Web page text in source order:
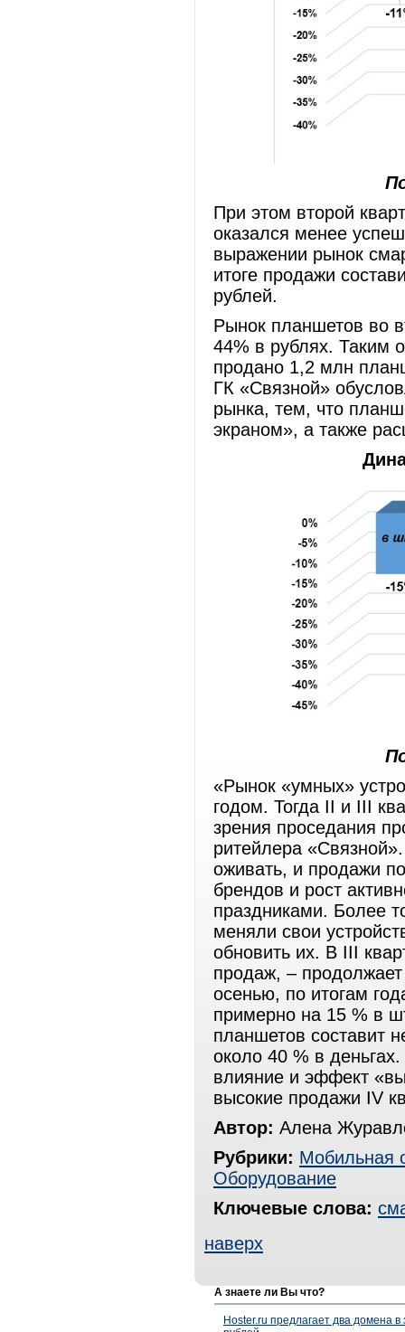
При этом второй
оказался менее
выражении рынок
итоге продажи
рублей.
Рынок планшетов во
44% в рублях. Таким
продано 1,2 млн
ГК «Связной»
рынка, тем, что
экраном», а также
«Рынок «умных»
годом. Тогда II и III
зрения проседания
ритейлера
оживать, и продажи
брендов и рост
праздниками. Более
меняли свои
обновить их. В III
продаж, –
осенью, по итогам
примерно на 15 % в
планшетов составит
около 40 % в
влияние и эффект
высокие продажи IV
Автор: Алена
Рубрики: Мобильная
Оборудование
Ключевые слова:
наверх
А знаете ли Вы что?
Hoster.ru предлагает два домена